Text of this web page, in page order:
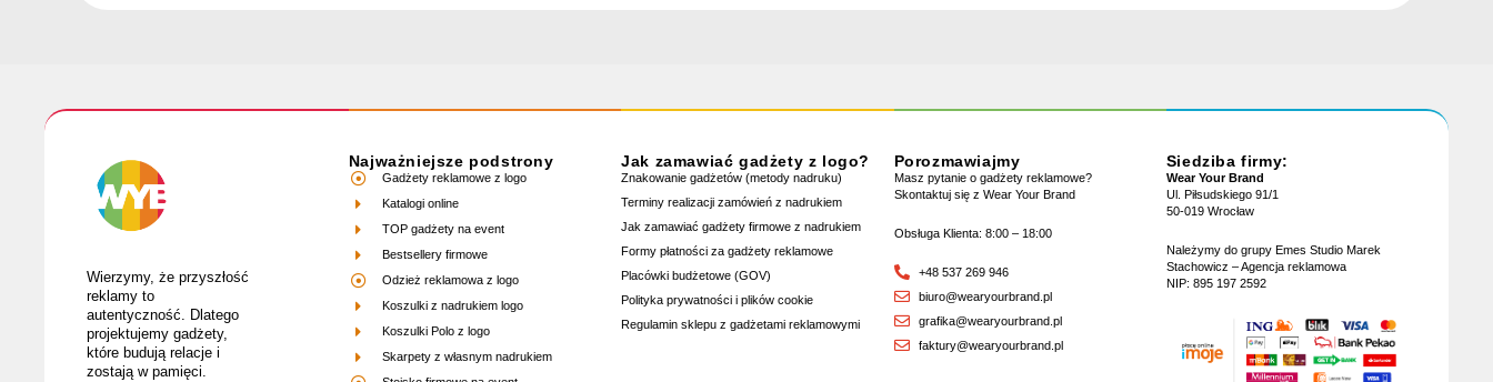
Wierzymy, że przyszłość
reklamy to
autentyczność. Dlatego
projektujemy gadżety,
które budują relacje i
zostają w pamięci.
Najważniejsze podstrony
Gadżety reklamowe z logo
Katalogi online
TOP gadżety na event
Bestsellery firmowe
Odzież reklamowa z logo
Koszulki z nadrukiem logo
Koszulki Polo z logo
Skarpety z własnym nadrukiem
Jak zamawiać gadżety z logo?
Znakowanie gadżetów (metody nadruku)
Terminy realizacji zamówień z nadrukiem
Jak zamawiać gadżety firmowe z nadrukiem
Formy płatności za gadżety reklamowe
Placówki budżetowe (GOV)
Polityka prywatności i plików cookie
Regulamin sklepu z gadżetami reklamowymi
Porozmawiajmy
Masz pytanie o gadżety reklamowe?
Skontaktuj się z Wear Your Brand
Obsługa Klienta: 8:00 – 18:00
+48 537 269 946
biuro@wearyourbrand.pl
grafika@wearyourbrand.pl
faktury@wearyourbrand.pl
Siedziba firmy:
Wear Your Brand
Ul. Piłsudskiego 91/1
50-019 Wrocław
Należymy do grupy Emes Studio Marek
Stachowicz – Agencja reklamowa
NIP: 895 197 2592